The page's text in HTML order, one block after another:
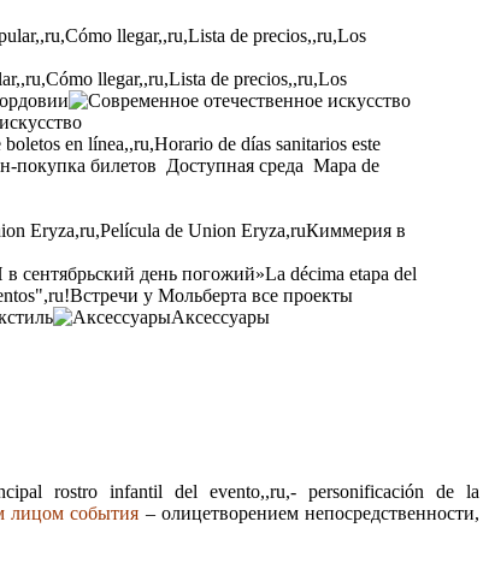
llegar,,ru,Lista de precios,,ru,Los
en línea,,ru,Horario de días sanitarios este
покупка билетов Доступная среда Mapa de
Eryza,ru,Película de Union Eryza,ruКиммерия в
в сентябрьский день погожий»La décima etapa del
Встречи у Мольберта все проекты
Аксессуары
rostro infantil del evento,,ru,- personificación de la
лицом события – олицетворением непосредственности,